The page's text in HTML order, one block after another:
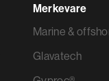
Merkevare
Marine &
Glavatech